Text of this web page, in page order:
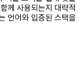
께 사용되는지 대략적
언어와 입증된 스택을